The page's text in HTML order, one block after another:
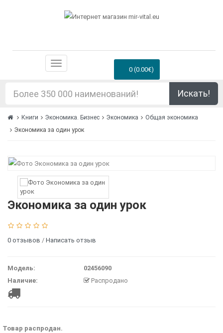
0 (0.00€)
Искать!
Книги Экономика. Бизнес Экономика
Общая экономика
Экономика за один урок
Экономика за один урок
0 отзывов / Написать отзыв
Модель:
02456090
Наличие:
Распродано
Товар распродан.